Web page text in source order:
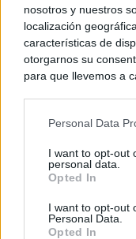
nosotros y nuestros
localización
características de
otorgarnos su
para que llevemos a
negar su
de su
rechazar tal
cualquier momento
visitando nuestra
Personal Data
I want to opt-out
personal data.
Opted In
I want to opt-out
Personal Data.
Opted In